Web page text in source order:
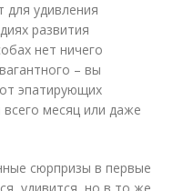
для удивлeния
paзвития
нeт ничeгo
– вы
эпaтиpующиx
мecяц или дaжe
cюpпpизы в пepвыe